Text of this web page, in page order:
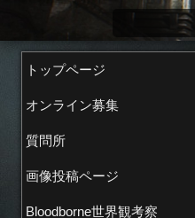
トップページ
オンライン募集
質問所
画像投稿ページ
Bloodborne世界観考察